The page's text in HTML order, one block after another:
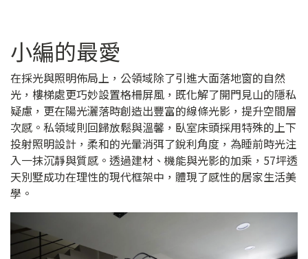
小編的最愛
在採光與照明佈局上，公領域除了引進大面落地窗的自然
光，樓梯處更巧妙設置格柵屏風，既化解了開門見山的隱私
疑慮，更在陽光灑落時創造出豐富的線條光影，提升空間層
次感。私領域則回歸放鬆與溫馨，臥室床頭採用特殊的上下
投射照明設計，柔和的光暈消弭了銳利角度，為睡前時光注
入一抹沉靜與質感。透過建材、機能與光影的加乘，57坪透
天別墅成功在理性的現代框架中，體現了感性的居家生活美
學。